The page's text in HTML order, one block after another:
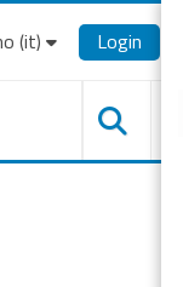
‎(it)‎ Login